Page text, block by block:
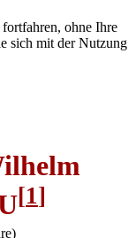
ohne Ihre
sich mit der Nutzung
[1]